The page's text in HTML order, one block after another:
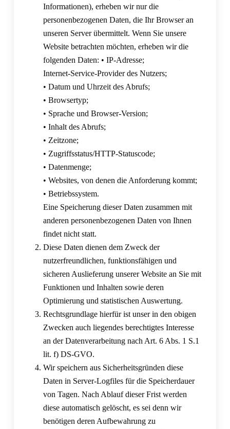
Informationen), erheben wir nur die
personenbezogenen Daten, die Ihr Browser an
unseren Server übermittelt. Wenn Sie unsere
Website betrachten möchten, erheben wir die
folgenden Daten: • IP-Adresse;
Internet-Service-Provider des Nutzers;
• Datum und Uhrzeit des Abrufs;
• Browsertyp;
• Sprache und Browser-Version;
• Inhalt des Abrufs;
• Zeitzone;
• Zugriffsstatus/HTTP-Statuscode;
• Datenmenge;
• Websites, von denen die Anforderung kommt;
• Betriebssystem.
Eine Speicherung dieser Daten zusammen mit
anderen personenbezogenen Daten von Ihnen
findet nicht statt.
Diese Daten dienen dem Zweck der
nutzerfreundlichen, funktionsfähigen und
sicheren Auslieferung unserer Website an Sie mit
Funktionen und Inhalten sowie deren
Optimierung und statistischen Auswertung.
Rechtsgrundlage hierfür ist unser in den obigen
Zwecken auch liegendes berechtigtes Interesse
an der Datenverarbeitung nach Art. 6 Abs. 1 S.1
lit. f) DS-GVO.
Wir speichern aus Sicherheitsgründen diese
Daten in Server-Logfiles für die Speicherdauer
von Tagen. Nach Ablauf dieser Frist werden
diese automatisch gelöscht, es sei denn wir
benötigen deren Aufbewahrung zu